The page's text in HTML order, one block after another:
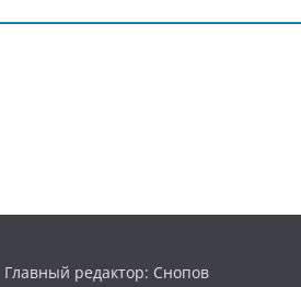
Главный редактор: Снопов